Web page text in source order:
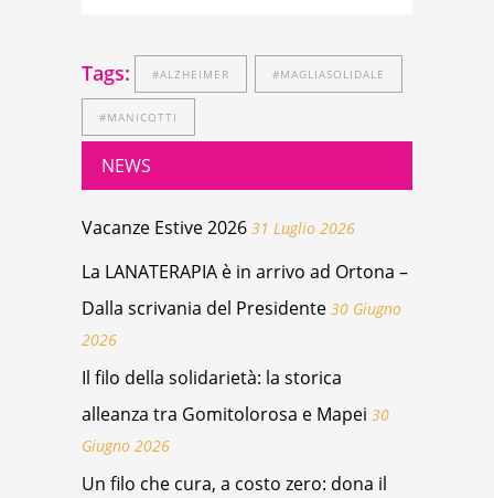
Tags: #ALZHEIMER #MAGLIASOLIDALE
#MANICOTTI
NEWS
Vacanze Estive 2026 31 Luglio 2026
La LANATERAPIA è in arrivo ad Ortona –
Dalla scrivania del Presidente 30 Giugno
2026
Il filo della solidarietà: la storica
alleanza tra Gomitolorosa e Mapei 30
Giugno 2026
Un filo che cura, a costo zero: dona il